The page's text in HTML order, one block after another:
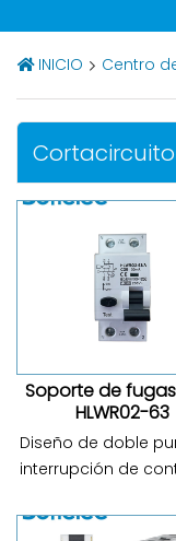
INICIO Centro
Soporte de
HLWR02-63
Diseño de doble
interrupción de
de disipación de